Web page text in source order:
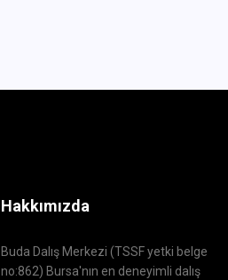
Hakkımızda
Buda Dalış Merkezi (TSSF yetki belge
no:862) Bursa'nın en deneyimli dalış